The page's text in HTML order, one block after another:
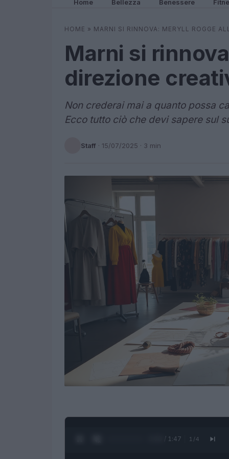
Home Bellezza Benessere
HOME » MARNI SI RINNOVA: MERYLL ROGGE
Marni si
direzione
Non crederai mai a quanto possa
Ecco tutto ciò che devi sapere sul
Staff · 15/07/2025 · 3 min
0:27 / 1:47 1 /4